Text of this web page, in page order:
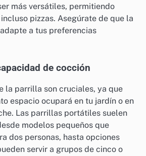
más versátiles, permitiendo
pizzas. Asegúrate de que la
a tus preferencias
de cocción
la parrilla son cruciales, ya que
espacio ocupará en tu jardín o en
Las parrillas portátiles suelen
modelos pequeños que
dos personas, hasta opciones
servir a grupos de cinco o